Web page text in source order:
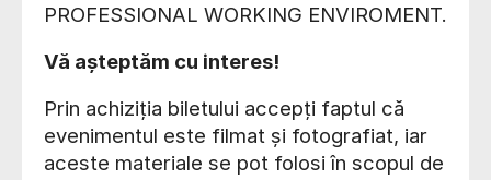
PROFESSIONAL WORKING ENVIROMENT.
Vă așteptăm cu interes!
Prin achiziția biletului accepți faptul că
evenimentul este filmat și fotografiat, iar
aceste materiale se pot folosi în scopul de